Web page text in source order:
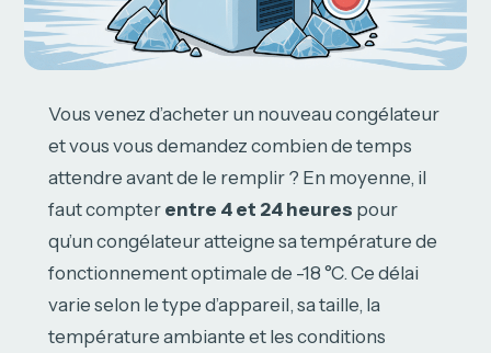
Vous venez d’acheter un nouveau congélateur
et vous vous demandez combien de temps
attendre avant de le remplir ? En moyenne, il
faut compter entre 4 et 24 heures pour
qu’un congélateur atteigne sa température de
fonctionnement optimale de -18 °C. Ce délai
varie selon le type d’appareil, sa taille, la
température ambiante et les conditions